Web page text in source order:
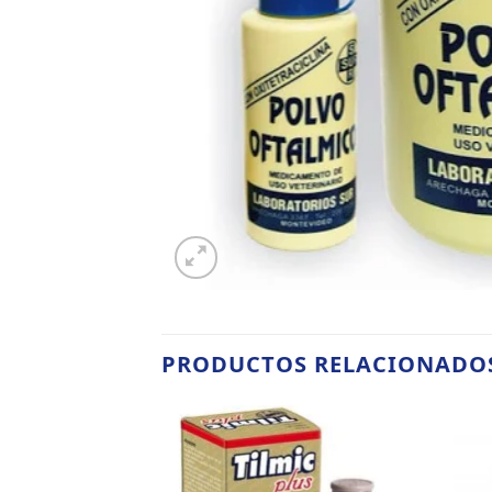
PRODUCTOS